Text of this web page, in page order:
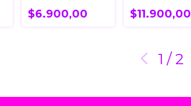
$6.900,00 $11.900,00
1 / 2